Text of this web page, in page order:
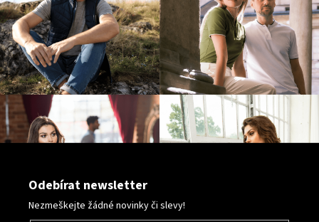
s
u
Odebírat newsletter
Nezmeškejte žádné novinky či slevy!